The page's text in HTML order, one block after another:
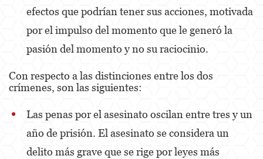
Elder Abuse
Posting Harmful Information on the Internet
Revenge Porn
Stalking
efectos que podrían tener sus acciones, motivada
por el impulso del momento que le generó la
pasión del momento y no su raciocinio.
Con respecto a las distinciones entre los dos
crímenes, son las siguientes:
Las penas por el asesinato oscilan entre tres y un
año de prisión. El asesinato se considera un
delito más grave que se rige por leyes más